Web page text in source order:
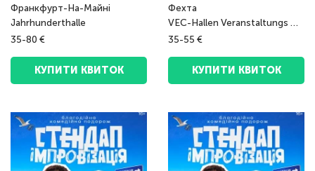
Франкфурт-На-Майні
Jahrhunderthalle
35-80 €
КУПИТИ КВИТОК
Фехта
VEC-Hallen Veranstaltungs GmbH
35-55 €
КУПИТИ КВИТОК